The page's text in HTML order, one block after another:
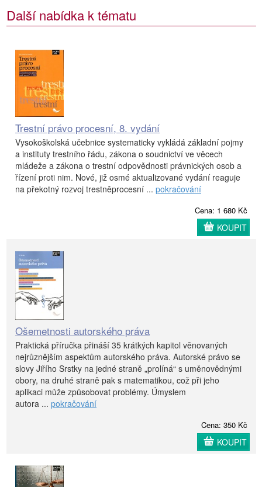
Další nabídka k tématu
Trestní právo procesní, 8. vydání
Vysokoškolská učebnice systematicky vykládá základní pojmy
a instituty trestního řádu, zákona o soudnictví ve věcech
mládeže a zákona o trestní odpovědnosti právnických osob a
řízení proti nim. Nové, již osmé aktualizované vydání reaguje
na překotný rozvoj trestněprocesní ... pokračování
Cena: 1 680 Kč
KOUPIT
Ošemetnosti autorského práva
Praktická příručka přináší 35 krátkých kapitol věnovaných
nejrůznějším aspektům autorského práva. Autorské právo se
slovy Jiřího Srstky na jedné straně „prolíná“ s uměnovědnými
obory, na druhé straně pak s matematikou, což při jeho
aplikaci může způsobovat problémy. Úmyslem
autora ... pokračování
Cena: 350 Kč
KOUPIT